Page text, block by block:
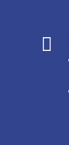
